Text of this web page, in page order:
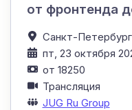
от фронтенда
Санкт-Петербург,
пт, 23 октября
от 18250
Трансляция
JUG Ru Group